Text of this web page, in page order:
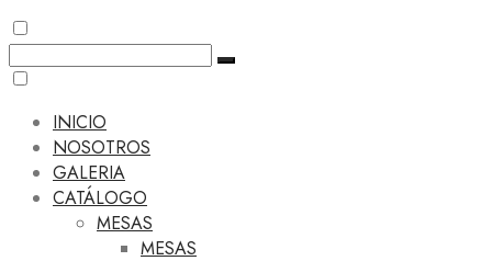
INICIO
NOSOTROS
GALERIA
CATÁLOGO
MESAS
MESAS